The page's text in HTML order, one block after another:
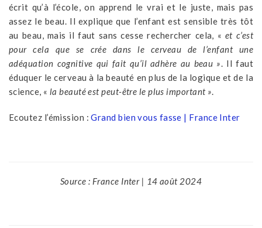
écrit qu’à l’école, on apprend le vrai et le juste, mais pas
assez le beau. Il explique que l’enfant est sensible très tôt
au beau, mais il faut sans cesse rechercher cela, «et c’est
pour cela que se crée dans le cerveau de l’enfant une
adéquation cognitive qui fait qu’il adhère au beau ». Il faut
éduquer le cerveau à la beauté en plus de la logique et de la
science, « la beauté est peut-être le plus important ».
Ecoutez l’émission :Grand bien vous fasse | France Inter
Source : France Inter | 14 août 2024